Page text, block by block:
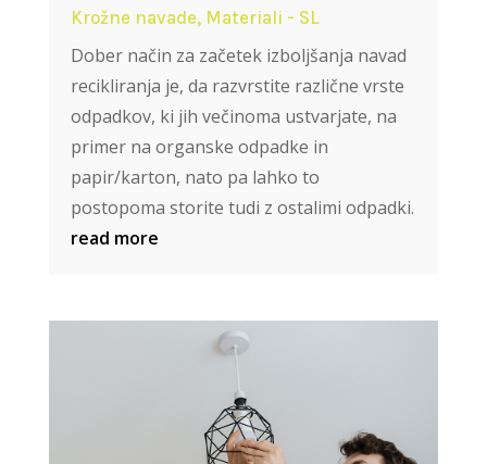
Krožne navade, Materiali - SL
Dober način za začetek izboljšanja navad
recikliranja je, da razvrstite različne vrste
odpadkov, ki jih večinoma ustvarjate, na
primer na organske odpadke in
papir/karton, nato pa lahko to
postopoma storite tudi z ostalimi odpadki.
read more